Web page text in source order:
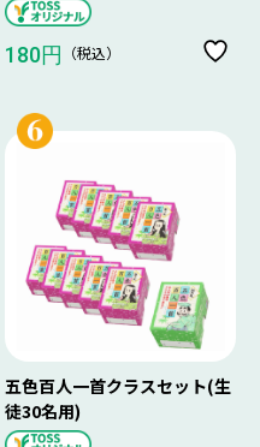
180円 （税込）
五色百人一首クラスセット(生
徒30名用)